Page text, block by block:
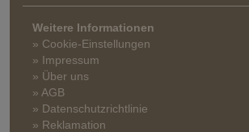
Weitere Informationen
» Cookie-Einstellungen
» Impressum
» Über uns
» AGB
» Datenschutzrichtlinie
» Reklamation